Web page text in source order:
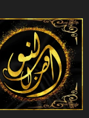
إلى
المحتوى